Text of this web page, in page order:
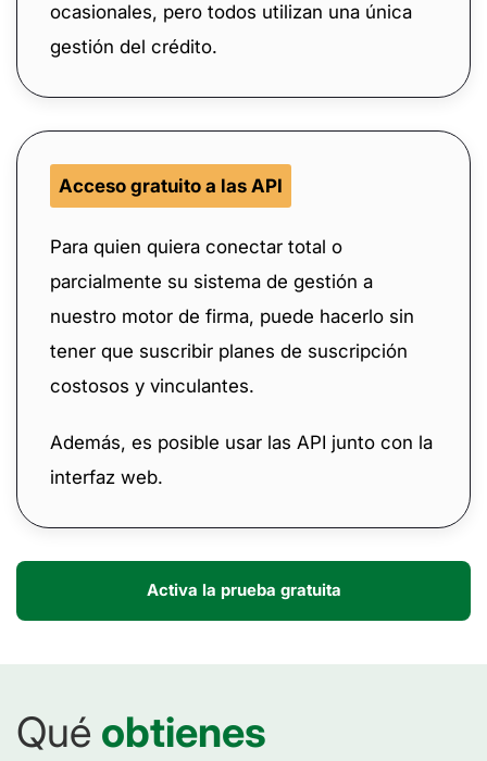
ocasionales, pero todos utilizan una única
gestión del crédito.
Acceso gratuito a las API
Para quien quiera conectar total o
parcialmente su sistema de gestión a
nuestro motor de firma, puede hacerlo sin
tener que suscribir planes de suscripción
costosos y vinculantes.
Además, es posible usar las API junto con la
interfaz web.
Activa la prueba gratuita
Qué obtienes